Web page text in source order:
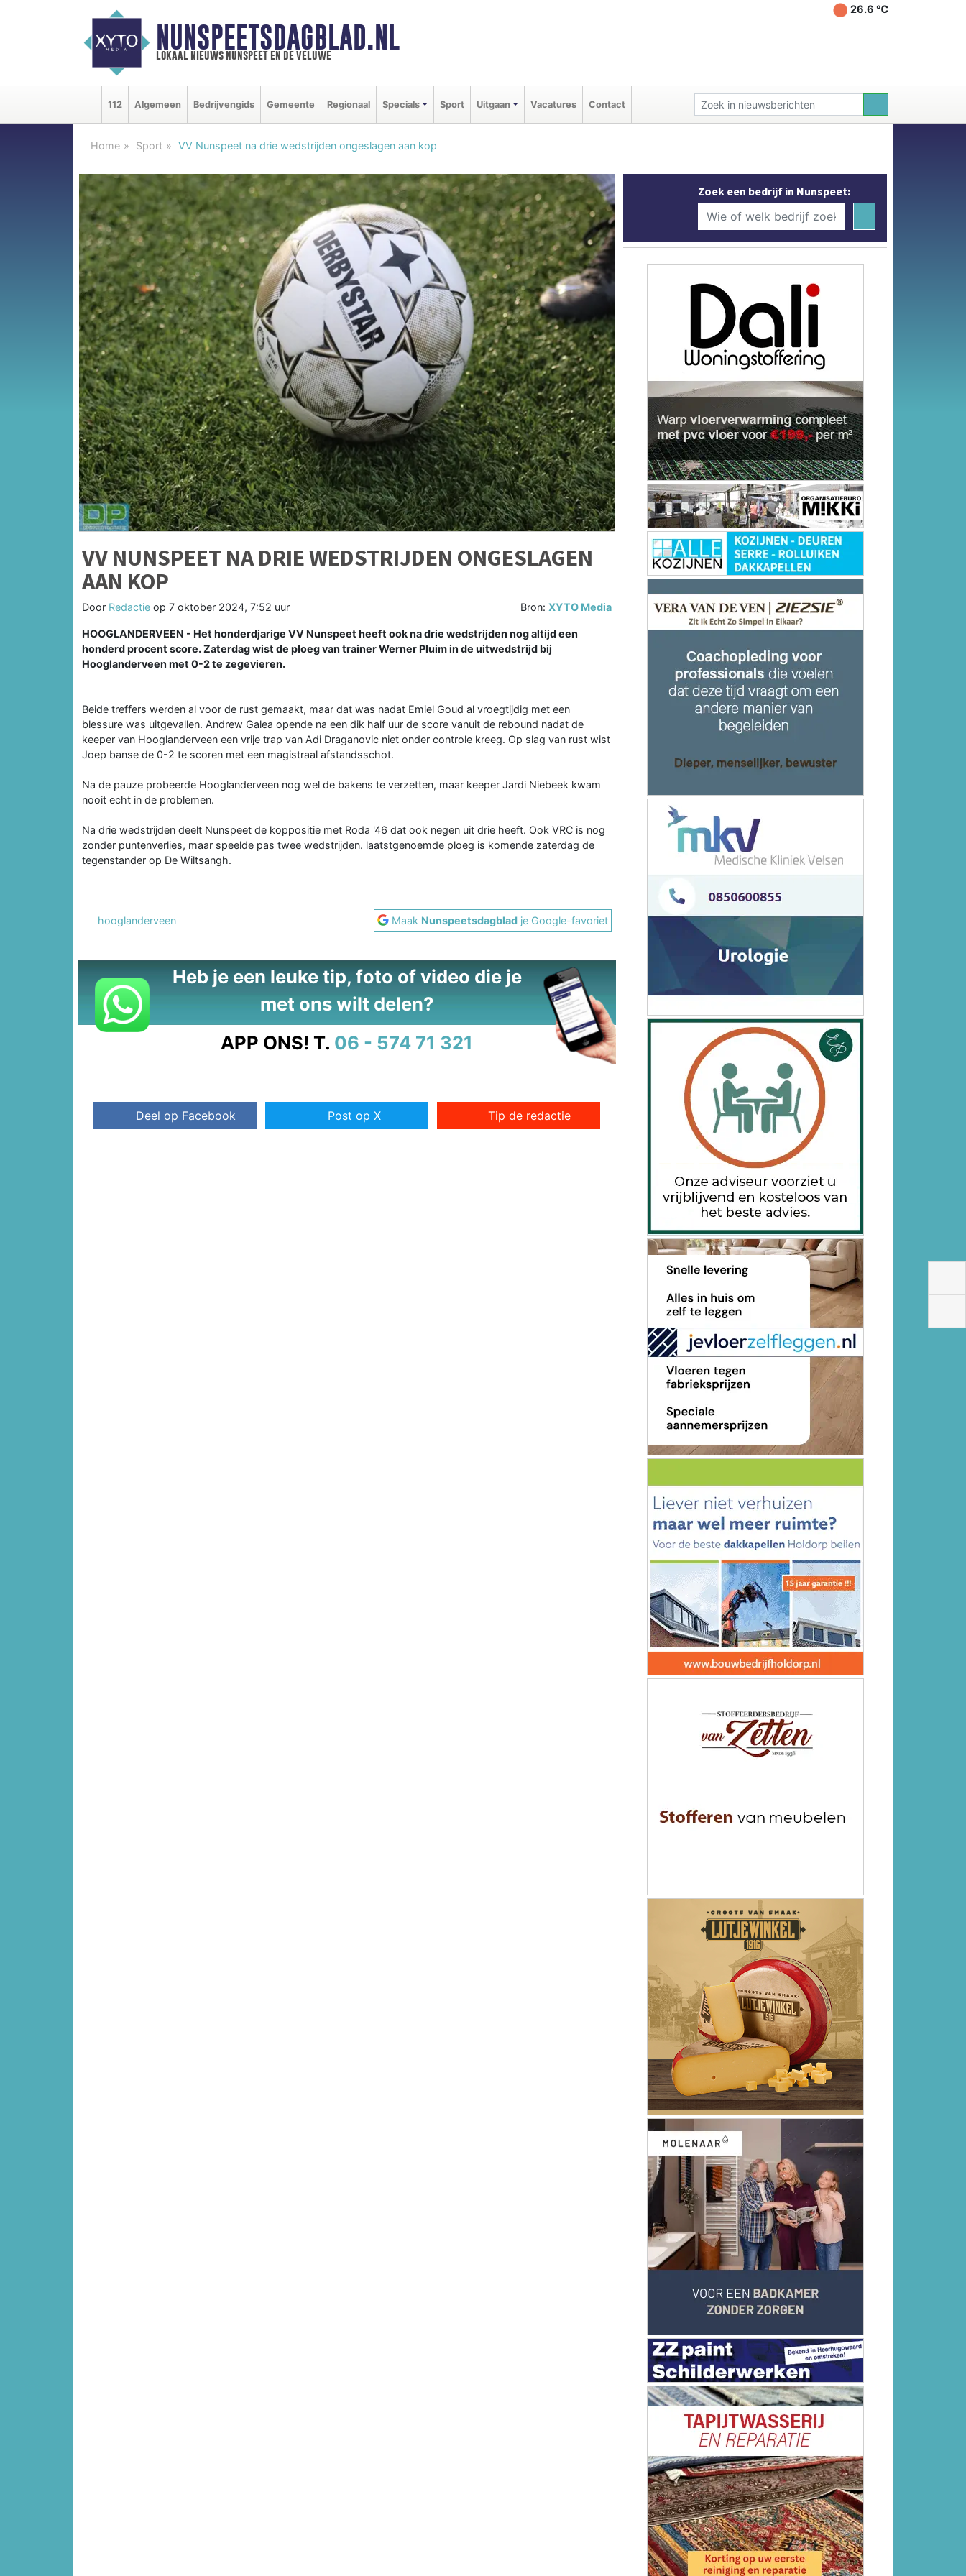
NUNSPEETSDAGBLAD.NL
lokaal nieuws nunspeet en de veluwe
26.6 ℃
112 Algemeen Bedrijvengids Gemeente Regionaal Specials Sport Uitgaan Vacatures Contact
Home Sport VV Nunspeet na drie wedstrijden ongeslagen aan kop
VV NUNSPEET NA DRIE WEDSTRIJDEN ONGESLAGEN
AAN KOP
Door Redactie op 7 oktober 2024, 7:52 uur Bron:XYTO Media
HOOGLANDERVEEN - Het honderdjarige VV Nunspeet heeft ook na drie wedstrijden nog altijd een
honderd procent score. Zaterdag wist de ploeg van trainer Werner Pluim in de uitwedstrijd bij
Hooglanderveen met 0-2 te zegevieren.
Beide treffers werden al voor de rust gemaakt, maar dat was nadat Emiel Goud al vroegtijdig met een
blessure was uitgevallen. Andrew Galea opende na een dik half uur de score vanuit de rebound nadat de
keeper van Hooglanderveen een vrije trap van Adi Draganovic niet onder controle kreeg. Op slag van rust wist
Joep banse de 0-2 te scoren met een magistraal afstandsschot.
Na de pauze probeerde Hooglanderveen nog wel de bakens te verzetten, maar keeper Jardi Niebeek kwam
nooit echt in de problemen.
Na drie wedstrijden deelt Nunspeet de koppositie met Roda '46 dat ook negen uit drie heeft. Ook VRC is nog
zonder puntenverlies, maar speelde pas twee wedstrijden. laatstgenoemde ploeg is komende zaterdag de
tegenstander op De Wiltsangh.
hooglanderveen Maak Nunspeetsdagblad je Google-favoriet
Heb je een leuke tip, foto of video die je
met ons wilt delen?
APP ONS! T. 06 - 574 71 321
Deel op Facebook Post op X Tip de redactie
Zoek een bedrijf in Nunspeet: